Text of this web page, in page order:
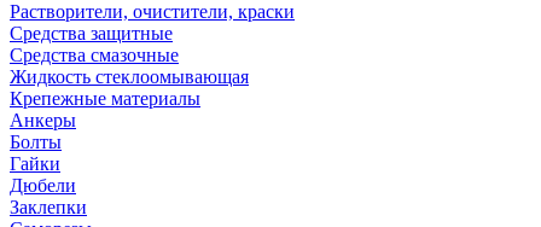
Растворители, очистители, краски
Средства защитные
Средства смазочные
Жидкость стеклоомывающая
Крепежные материалы
Анкеры
Болты
Гайки
Дюбели
Заклепки